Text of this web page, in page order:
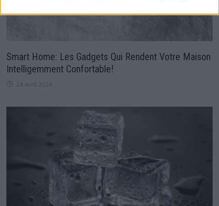
Smart Home: Les Gadgets Qui Rendent Votre Maison
Intelligemment Confortable!
24 avril 2024